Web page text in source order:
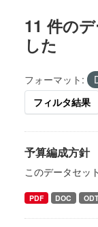
11 件の
した
フォーマット:
フィルタ結果
予算編成方針
このデータセッ
PDF DOC